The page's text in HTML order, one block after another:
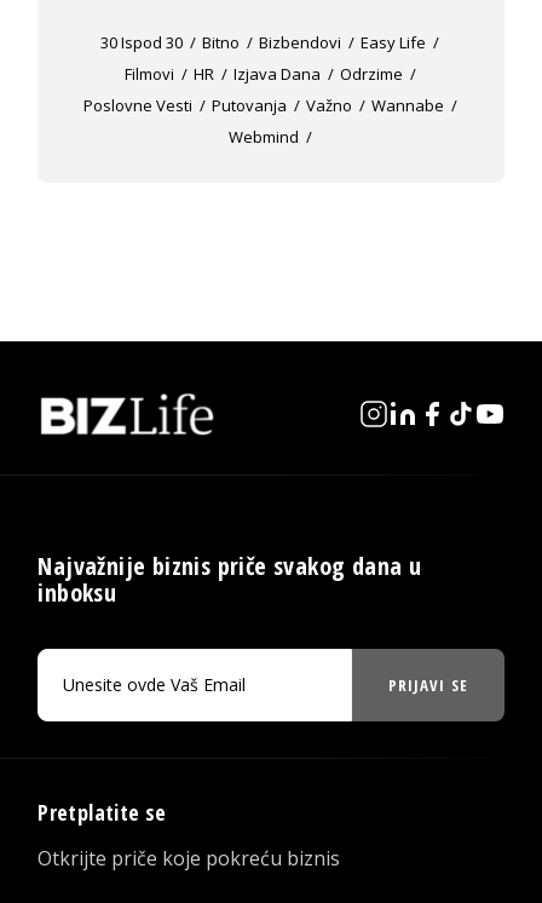
30 Ispod 30 Bitno Bizbendovi
Easy Life
Filmovi
HR Izjava Dana
Odrzime
Poslovne Vesti
Putovanja Važno
Wannabe
Webmind
Najvažnije biznis priče svakog dana u
inboksu
PRIJAVI SE
Pretplatite se
Otkrijte priče koje pokreću biznis